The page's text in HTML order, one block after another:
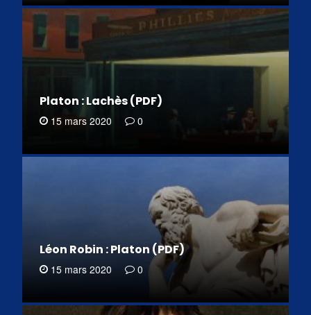
Platon : Lachès (PDF)
15 mars 2020 0
Léon Robin : Platon (PDF)
15 mars 2020 0